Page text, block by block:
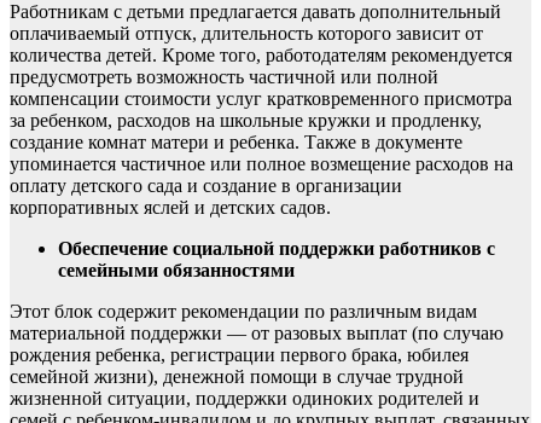
Работникам с детьми предлагается давать дополнительный
оплачиваемый отпуск, длительность которого зависит от
количества детей. Кроме того, работодателям рекомендуется
предусмотреть возможность частичной или полной
компенсации стоимости услуг кратковременного присмотра
за ребенком, расходов на школьные кружки и продленку,
создание комнат матери и ребенка. Также в документе
упоминается частичное или полное возмещение расходов на
оплату детского сада и создание в организации
корпоративных яслей и детских садов.
Обеспечение социальной поддержки работников с
семейными обязанностями
Этот блок содержит рекомендации по различным видам
материальной поддержки — от разовых выплат (по случаю
рождения ребенка, регистрации первого брака, юбилея
семейной жизни), денежной помощи в случае трудной
жизненной ситуации, поддержки одиноких родителей и